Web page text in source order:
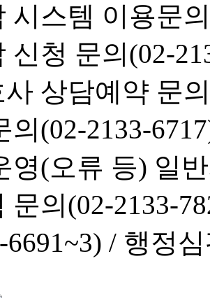
시스템 이용문
신청 문의(02-
상담예약 문
의(02-2133-
영(오류 등) 일
문의(02-2133-
6691~3) / 행정심